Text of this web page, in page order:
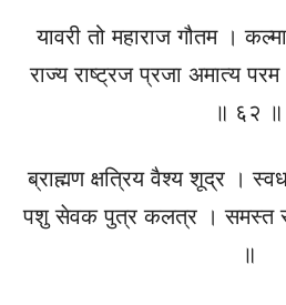
यावरी तो महाराज गौतम ।
राज्य राष्ट्रज प्रजा अमात्य
॥ ६२ ॥
ब्राह्मण क्षत्रिय वैश्य शूद्र ।
पशु सेवक पुत्र कलत्र ।
॥